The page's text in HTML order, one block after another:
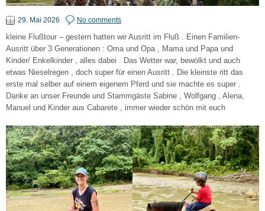
29. Mai 2026 No comments
kleine Flußtour – gestern hatten wir Ausritt im Fluß . Einen Familien-
Ausritt über 3 Generationen : Oma und Opa , Mama und Papa und
Kinder/ Enkelkinder , alles dabei . Das Wetter war, bewölkt und auch
etwas Nieselregen , doch super für einen Ausritt . Die kleinste ritt das
erste mal selber auf einem eigenem Pferd und sie machte es super .
Danke an unser Freunde und Stammgäste Sabine , Wolfgang , Alena,
Manuel und Kinder aus Cabarete , immer wieder schön mit euch